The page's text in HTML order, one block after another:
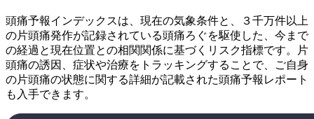
頭痛予報インデックスは、現在の気象条件と、３千万件以上
の片頭痛発作が記録されている頭痛ろぐを駆使した、今まで
の経過と現在位置との相関関係に基づくリスク指標です。片
頭痛の誘因、症状や治療をトラッキングすることで、ご自身
の片頭痛の状態に関する詳細が記載された頭痛予報レポート
も入手できます。